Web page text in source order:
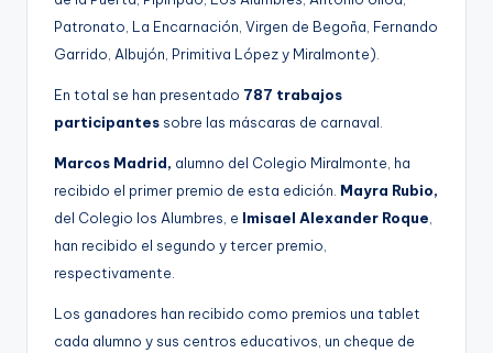
Patronato, La Encarnación, Virgen de Begoña, Fernando
Garrido, Albujón, Primitiva López y Miralmonte).
En total se han presentado 787 trabajos
participantes sobre las máscaras de carnaval.
Marcos Madrid, alumno del Colegio Miralmonte, ha
recibido el primer premio de esta edición. Mayra Rubio,
del Colegio los Alumbres, e Imisael Alexander Roque
han recibido el segundo y tercer premio,
respectivamente.
Los ganadores han recibido como premios una tablet
cada alumno y sus centros educativos, un cheque de